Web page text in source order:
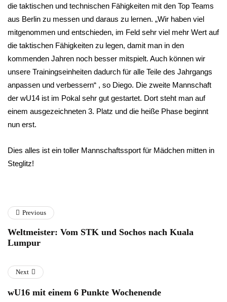
die taktischen und technischen Fähigkeiten mit den Top Teams
aus Berlin zu messen und daraus zu lernen. „Wir haben viel
mitgenommen und entschieden, im Feld sehr viel mehr Wert auf
die taktischen Fähigkeiten zu legen, damit man in den
kommenden Jahren noch besser mitspielt. Auch können wir
unsere Trainingseinheiten dadurch für alle Teile des Jahrgangs
anpassen und verbessern“ , so Diego. Die zweite Mannschaft
der wU14 ist im Pokal sehr gut gestartet. Dort steht man auf
einem ausgezeichneten 3. Platz und die heiße Phase beginnt
nun erst.
Dies alles ist ein toller Mannschaftssport für Mädchen mitten in
Steglitz!
Previous
Weltmeister: Vom STK und Sochos nach Kuala
Lumpur
Next
wU16 mit einem 6 Punkte Wochenende